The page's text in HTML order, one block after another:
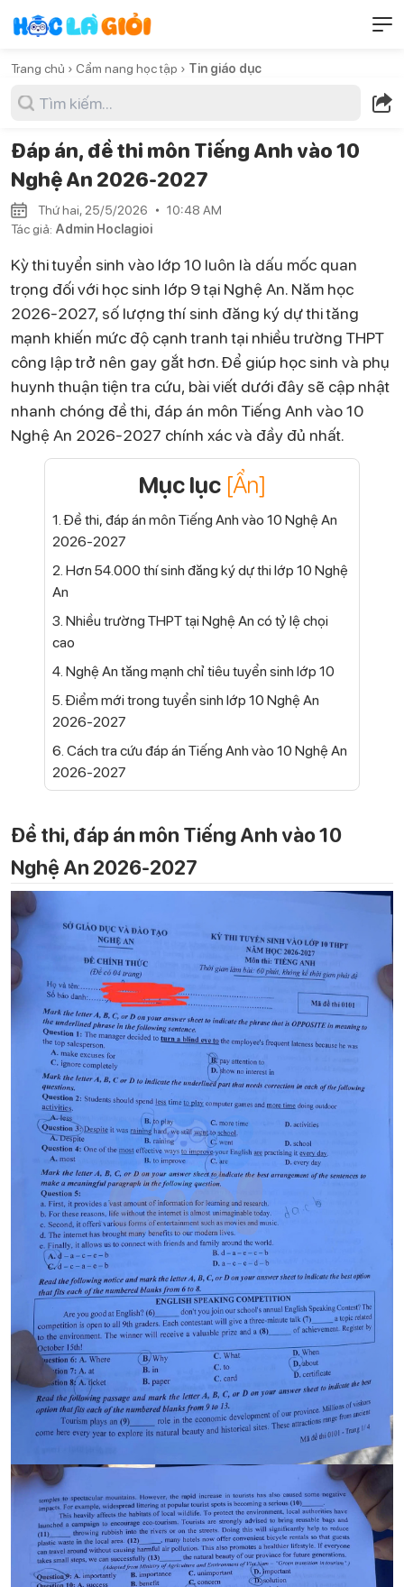
Trang chủ › Cẩm nang học tập › Tin giáo dục
Đáp án, đề thi môn Tiếng Anh vào 10
Nghệ An 2026-2027
Thứ hai, 25/5/2026
10:48 AM
Tác giả: Admin Hoclagioi
Kỳ thi tuyển sinh vào lớp 10 luôn là dấu mốc quan
trọng đối với học sinh lớp 9 tại Nghệ An. Năm học
2026-2027, số lượng thí sinh đăng ký dự thi tăng
mạnh khiến mức độ cạnh tranh tại nhiều trường THPT
công lập trở nên gay gắt hơn. Để giúp học sinh và phụ
huynh thuận tiện tra cứu, bài viết dưới đây sẽ cập nhật
nhanh chóng đề thi, đáp án môn Tiếng Anh vào 10
Nghệ An 2026-2027 chính xác và đầy đủ nhất.
Mục lục [Ẩn]
1. Đề thi, đáp án môn Tiếng Anh vào 10 Nghệ An
2026-2027
2. Hơn 54.000 thí sinh đăng ký dự thi lớp 10 Nghệ
An
3. Nhiều trường THPT tại Nghệ An có tỷ lệ chọi
cao
4. Nghệ An tăng mạnh chỉ tiêu tuyển sinh lớp 10
5. Điểm mới trong tuyển sinh lớp 10 Nghệ An
2026-2027
6. Cách tra cứu đáp án Tiếng Anh vào 10 Nghệ An
2026-2027
Đề thi, đáp án môn Tiếng Anh vào 10
Nghệ An 2026-2027